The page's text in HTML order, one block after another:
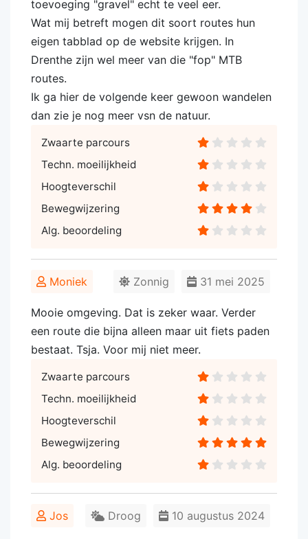
toevoeging "gravel" echt te veel eer.
Wat mij betreft mogen dit soort routes hun
eigen tabblad op de website krijgen. In
Drenthe zijn wel meer van die "fop" MTB
routes.
Ik ga hier de volgende keer gewoon wandelen
dan zie je nog meer vsn de natuur.
Zwaarte parcours
Techn. moeilijkheid
Hoogteverschil
Bewegwijzering
Alg. beoordeling
Moniek 31 mei 2025
Zonnig
Mooie omgeving. Dat is zeker waar. Verder
een route die bijna alleen maar uit fiets paden
bestaat. Tsja. Voor mij niet meer.
Zwaarte parcours
Techn. moeilijkheid
Hoogteverschil
Bewegwijzering
Alg. beoordeling
Jos 10 augustus 2024
Droog